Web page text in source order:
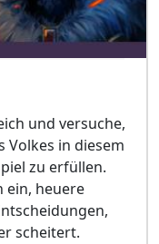
und versuche,
Volkes in diesem
zu erfüllen.
ein, heuere
scheitert.